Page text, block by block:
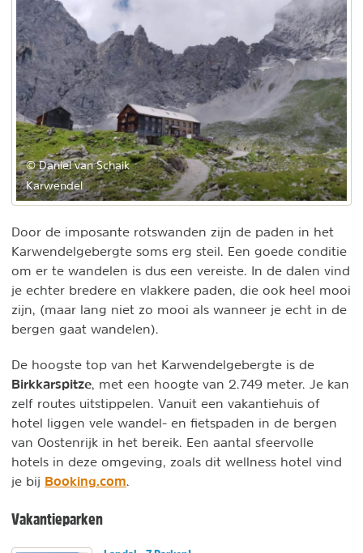
© Daniel van Schaik
Karwendel
Door de imposante rotswanden zijn de paden in het
Karwendelgebergte soms erg steil. Een goede conditie
om er te wandelen is dus een vereiste. In de dalen vind
je echter bredere en vlakkere paden, die ook heel mooi
zijn, (maar lang niet zo mooi als wanneer je echt in de
bergen gaat wandelen).
De hoogste top van het Karwendelgebergte is de
Birkkarspitze, met een hoogte van 2.749 meter. Je kan
zelf routes uitstippelen. Vanuit een vakantiehuis of
hotel liggen vele wandel- en fietspaden in de bergen
van Oostenrijk in het bereik. Een aantal sfeervolle
hotels in deze omgeving, zoals dit wellness hotel vind
je bij Booking.com.
Vakantieparken